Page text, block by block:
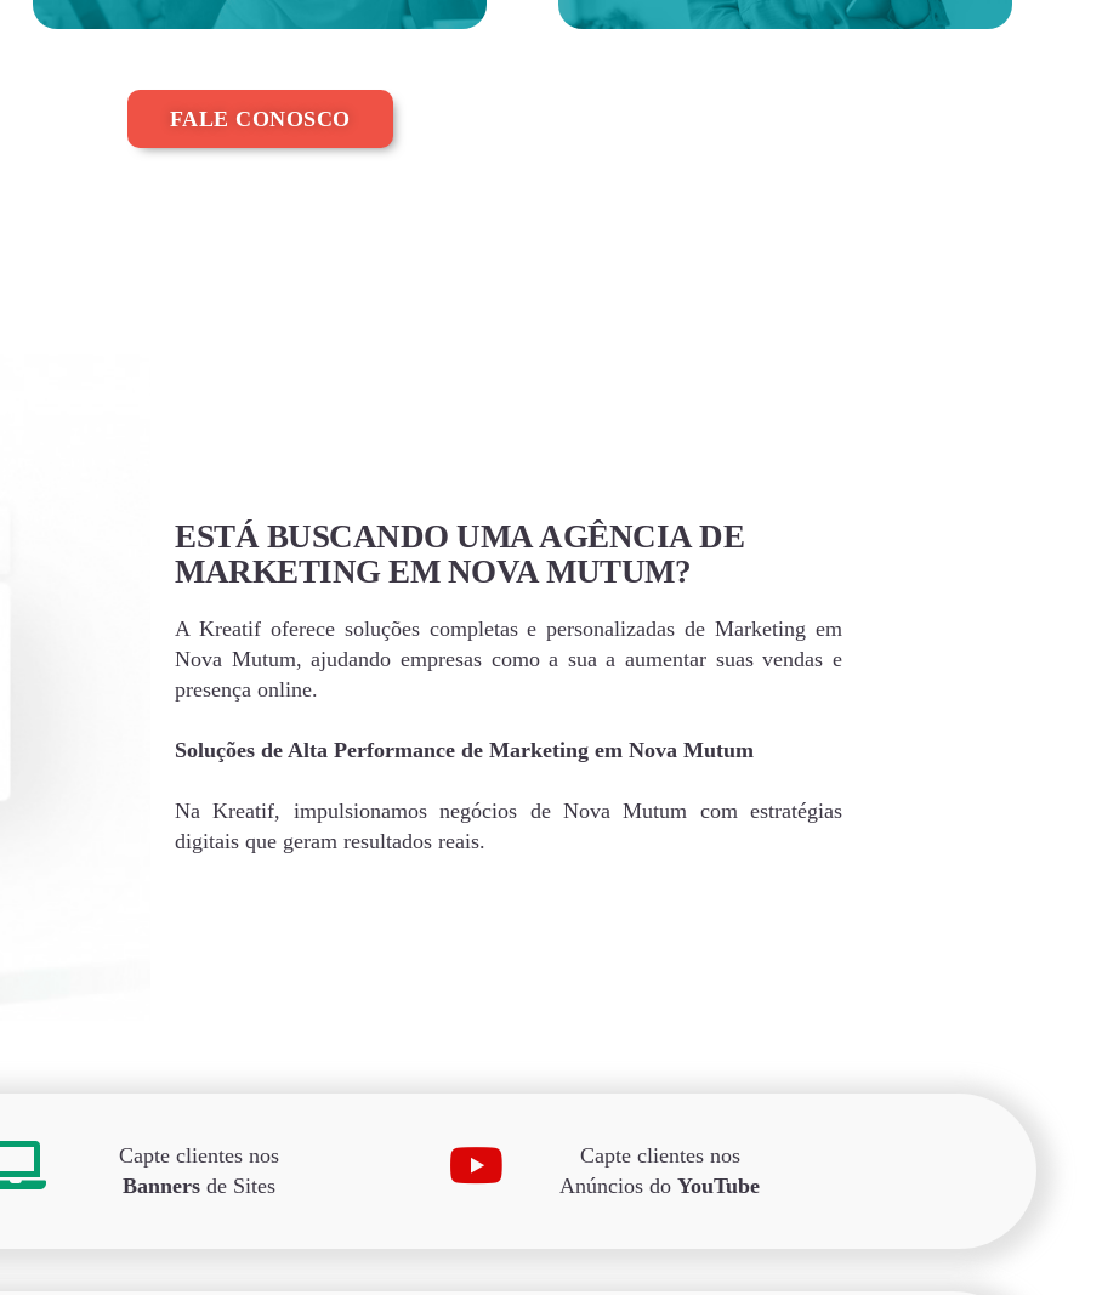
FALE CONOSCO
ESTÁ BUSCANDO UMA AGÊNCIA DE
MARKETING EM NOVA MUTUM?
A Kreatif oferece soluções completas e personalizadas de Marketing em
Nova Mutum, ajudando empresas como a sua a aumentar suas vendas e
presença online.
Soluções de Alta Performance de Marketing em Nova Mutum
Na Kreatif, impulsionamos negócios de Nova Mutum com estratégias
digitais que geram resultados reais.
Capte clientes nos
Bannersde Sites
Capte clientes nos
Anúncios doYouTube